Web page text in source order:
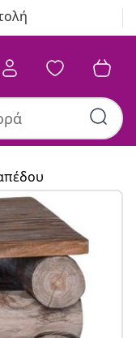
Συλλογή